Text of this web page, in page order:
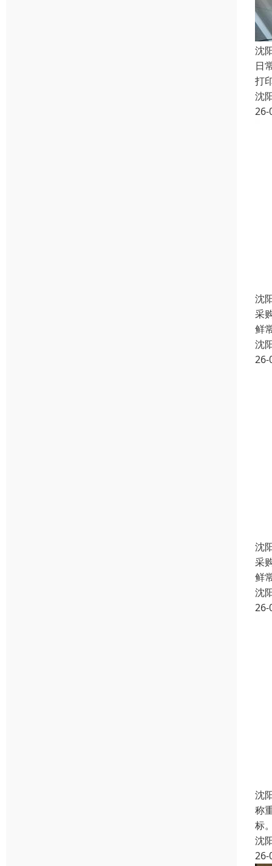
沈
日
打
沈
26-
沈
采
鲜
沈
26-
沈
采
鲜
沈
26-
沈
称
标
沈
26-